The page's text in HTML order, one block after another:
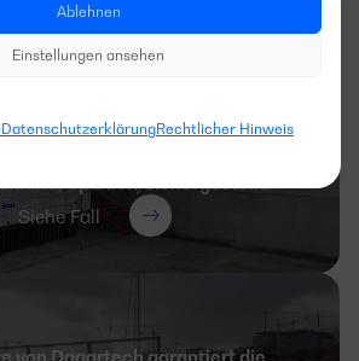
Ablehnen
Einstellungen ansehen
DatenschutzerklärungRechtlicher Hinweis
von Dagartech wird die
Siehe Fall
von Dagartech garantiert die